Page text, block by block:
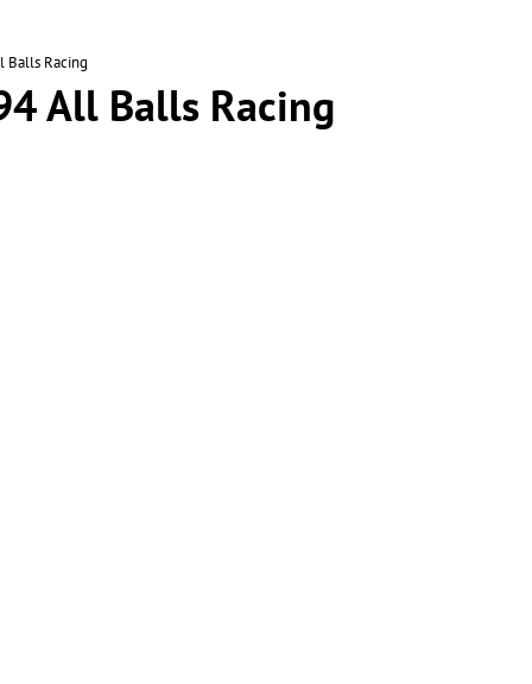
Balls Racing
All Balls Racing